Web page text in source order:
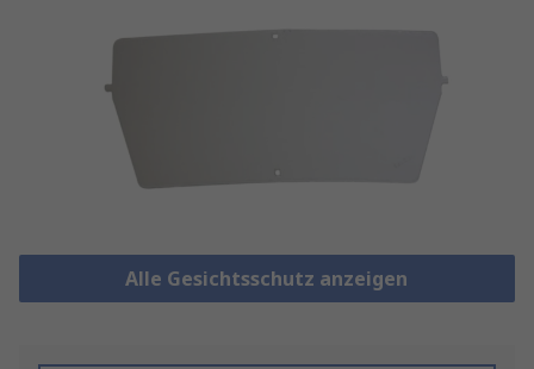
Alle Gesichtsschutz anzeigen